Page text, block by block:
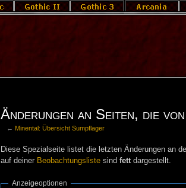
Änderungen an Seiten, die
← Minental: Übersicht Sumpflager
Diese Spezialseite listet die letzten Änderungen an
auf deiner Beobachtungslistesind fettdargestellt.
Anzeigeoptionen